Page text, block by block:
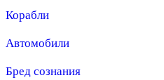
Корабли
Автомобили
Бред сознания